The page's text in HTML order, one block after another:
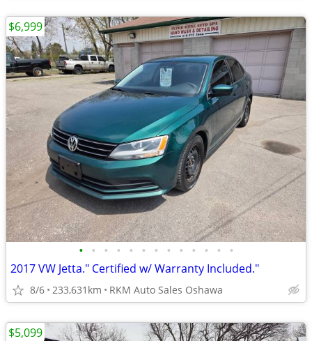
• • • • • • • • • • • • •
2017 VW Jetta." Certified w/ Warranty Included."
8/6 233,631km RKM Auto Sales Oshawa
$6,999
$5,099